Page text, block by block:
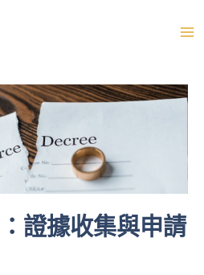
A
M
E
N
證據收集與申請